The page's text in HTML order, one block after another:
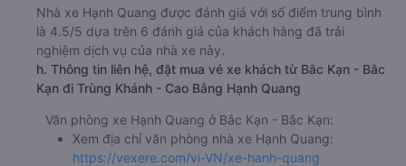
Nhà xe Hạnh Quang được đánh giá với số điểm trung bình
là 4.5/5 dựa trên 6 đánh giá của khách hàng đã trải
nghiệm dịch vụ của nhà xe này.
h. Thông tin liên hệ, đặt mua vé xe khách từ Bắc Kạn - Bắc
Kạn đi Trùng Khánh - Cao Bằng Hạnh Quang
Văn phòng xe Hạnh Quang ở Bắc Kạn - Bắc Kạn:
Xem địa chỉ văn phòng nhà xe Hạnh Quang:
https://vexere.com/vi-VN/xe-hanh-quang